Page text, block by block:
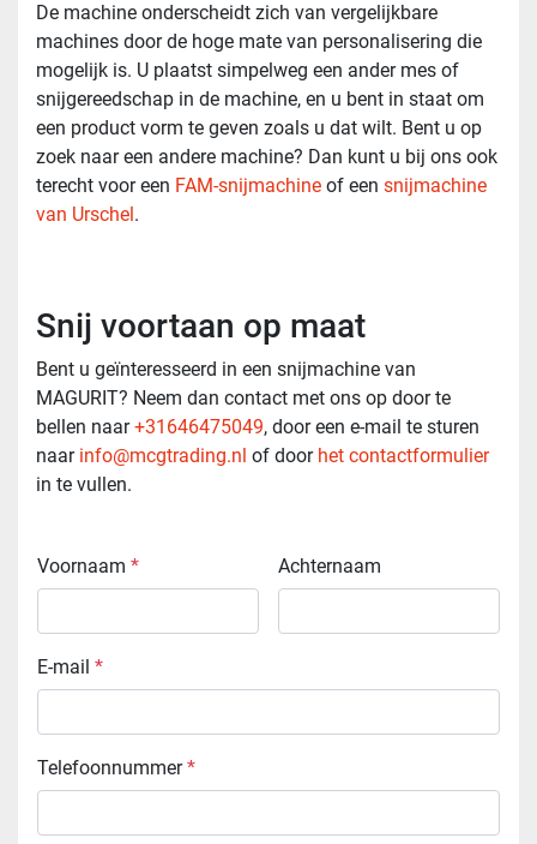
De machine onderscheidt zich van vergelijkbare
machines door de hoge mate van personalisering die
mogelijk is. U plaatst simpelweg een ander mes of
snijgereedschap in de machine, en u bent in staat om
een product vorm te geven zoals u dat wilt. Bent u op
zoek naar een andere machine? Dan kunt u bij ons ook
terecht voor een FAM-snijmachine of een snijmachine
van Urschel .
Snij voortaan op maat
Bent u geïnteresseerd in een snijmachine van
MAGURIT? Neem dan contact met ons op door te
bellen naar+31646475049, door een e-mail te sturen
naar info@mcgtrading.nl of door het contactformulier
in te vullen.
Voornaam * Achternaam
E-mail *
Telefoonnummer*